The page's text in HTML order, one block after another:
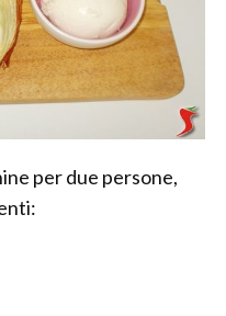
per due persone,